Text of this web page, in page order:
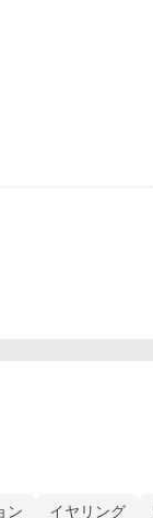
ン イヤリング